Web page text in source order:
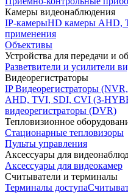
Камеры видеонаблюдения
IP-камерыHD камеры AHD,
применения
Объективы
Устройства для передачи и
Разветвители и усилители
Видеорегистраторы
IP Видеорегистраторы
AHD, TVI, SDI, CVI (3-
видеорегистраторы (DVR)
Тепловизионное
Стационарные тепловизоры
Пульты управления
Аксессуары для
Аксессуары для видеокамер
Считыватели и терминалы
Терминалы доступа